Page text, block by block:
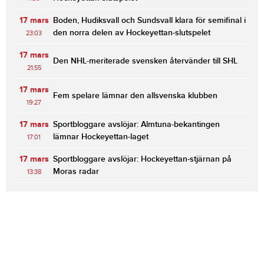
17 mars
23:03
Boden, Hudiksvall och Sundsvall klara för semifinal i
den norra delen av Hockeyettan-slutspelet
17 mars
21:55
Den NHL-meriterade svensken återvänder till SHL
17 mars
19:27
Fem spelare lämnar den allsvenska klubben
17 mars
17:01
Sportbloggare avslöjar: Almtuna-bekantingen
lämnar Hockeyettan-laget
17 mars
13:38
Sportbloggare avslöjar: Hockeyettan-stjärnan på
Moras radar